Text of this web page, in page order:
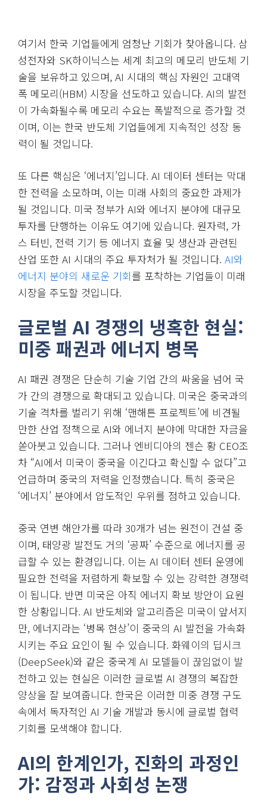
여기서 한국 기업들에게 엄청난 기회가 찾아옵니다. 삼
성전자와 SK하이닉스는 세계 최고의 메모리 반도체 기
술을 보유하고 있으며, AI 시대의 핵심 자원인 고대역
폭 메모리(HBM) 시장을 선도하고 있습니다. AI의 발전
이 가속화될수록 메모리 수요는 폭발적으로 증가할 것
이며, 이는 한국 반도체 기업들에게 지속적인 성장 동
력이 될 것입니다.
또 다른 핵심은 ‘에너지’입니다. AI 데이터 센터는 막대
한 전력을 소모하며, 이는 미래 사회의 중요한 과제가
될 것입니다. 미국 정부가 AI와 에너지 분야에 대규모
투자를 단행하는 이유도 여기에 있습니다. 원자력, 가
스 터빈, 전력 기기 등 에너지 효율 및 생산과 관련된
산업 또한 AI 시대의 주요 투자처가 될 것입니다. AI와
에너지 분야의 새로운 기회를 포착하는 기업들이 미래
시장을 주도할 것입니다.
글로벌 AI 경쟁의 냉혹한 현실:
미중 패권과 에너지 병목
AI 패권 경쟁은 단순히 기술 기업 간의 싸움을 넘어 국
가 간의 경쟁으로 확대되고 있습니다. 미국은 중국과의
기술 격차를 벌리기 위해 ‘맨해튼 프로젝트’에 비견될
만한 산업 정책으로 AI와 에너지 분야에 막대한 자금을
쏟아붓고 있습니다. 그러나 엔비디아의 젠슨 황 CEO조
차 “AI에서 미국이 중국을 이긴다고 확신할 수 없다”고
언급하며 중국의 저력을 인정했습니다. 특히 중국은
‘에너지’ 분야에서 압도적인 우위를 점하고 있습니다.
중국 연변 해안가를 따라 30개가 넘는 원전이 건설 중
이며, 태양광 발전도 거의 ‘공짜’ 수준으로 에너지를 공
급할 수 있는 환경입니다. 이는 AI 데이터 센터 운영에
필요한 전력을 저렴하게 확보할 수 있는 강력한 경쟁력
이 됩니다. 반면 미국은 아직 에너지 확보 방안이 요원
한 상황입니다. AI 반도체와 알고리즘은 미국이 앞서지
만, 에너지라는 ‘병목 현상’이 중국의 AI 발전을 가속화
시키는 주요 요인이 될 수 있습니다. 화웨이의 딥시크
(DeepSeek)와 같은 중국계 AI 모델들이 끊임없이 발
전하고 있는 현실은 이러한 글로벌 AI 경쟁의 복잡한
양상을 잘 보여줍니다. 한국은 이러한 미중 경쟁 구도
속에서 독자적인 AI 기술 개발과 동시에 글로벌 협력
기회를 모색해야 합니다.
AI의 한계인가, 진화의 과정인
가: 감정과 사회성 논쟁